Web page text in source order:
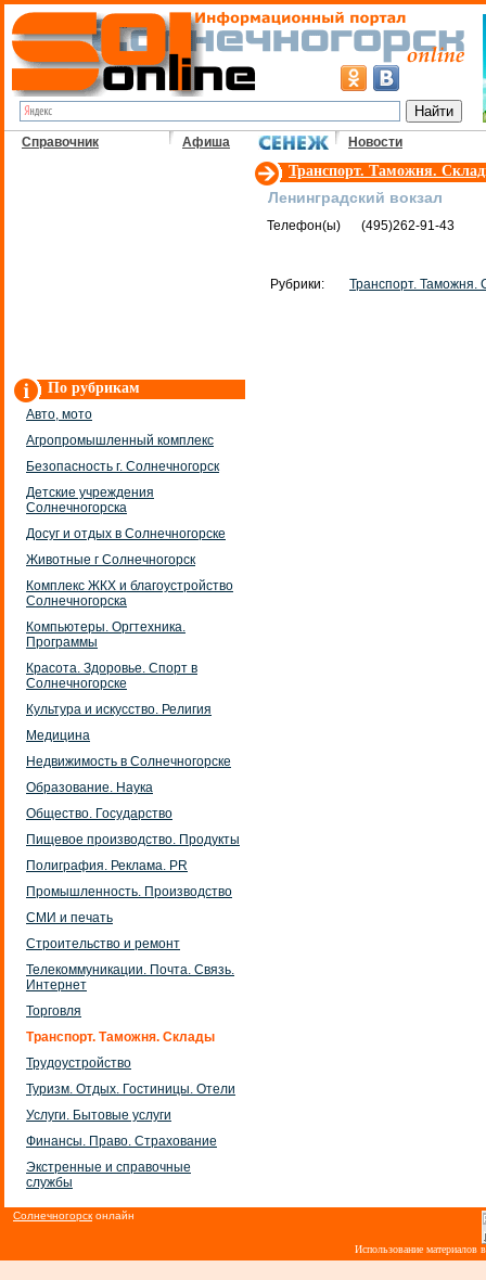
Справочник Афиша Новости
По рубрикам
Авто, мото
Агропромышленный комплекс
Безопасность г. Солнечногорск
Детские учреждения
Солнечногорска
Досуг и отдых в Солнечногорске
Животные г Солнечногорск
Комплекс ЖКХ и благоустройство
Солнечногорска
Компьютеры. Оргтехника.
Программы
Красота. Здоровье. Спорт в
Солнечногорске
Культура и искусство. Религия
Медицина
Недвижимость в Солнечногорске
Образование. Наука
Общество. Государство
Пищевое производство. Продукты
Полиграфия. Реклама. PR
Промышленность. Производство
СМИ и печать
Строительство и ремонт
Телекоммуникации. Почта. Связь.
Интернет
Торговля
Транспорт. Таможня. Склады
Трудоустройство
Туризм. Отдых. Гостиницы. Отели
Услуги. Бытовые услуги
Финансы. Право. Страхование
Экстренные и справочные
службы
Транспорт. Таможня.
Ленинградский вокзал
Телефон(ы) (495)262-91-43
Рубрики: Транспорт. Таможня.
Солнечногорск онлайн
Использование материалов